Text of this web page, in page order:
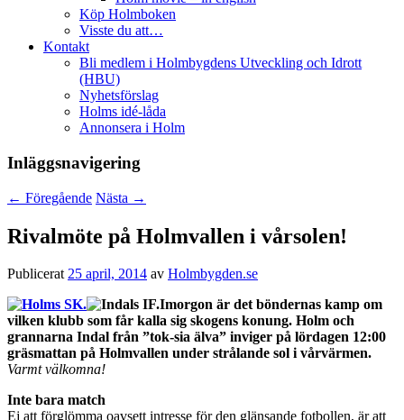
Köp Holmboken
Visste du att…
Kontakt
Bli medlem i Holmbygdens Utveckling och Idrott
(HBU)
Nyhetsförslag
Holms idé-låda
Annonsera i Holm
Inläggsnavigering
← Föregående Nästa →
Rivalmöte på Holmvallen i vårsolen!
Publicerat25 april, 2014 av Holmbygden.se
Imorgon är det böndernas kamp om
vilken klubb som får kalla sig skogens konung. Holm och
grannarna Indal från ”tok-sia älva” inviger på lördagen 12:00
gräsmattan på Holmvallen under strålande sol i vårvärmen.
Varmt välkomna!
Inte bara match
Ej att förglömma oavsett intresse för den glänsande fotbollen, är att